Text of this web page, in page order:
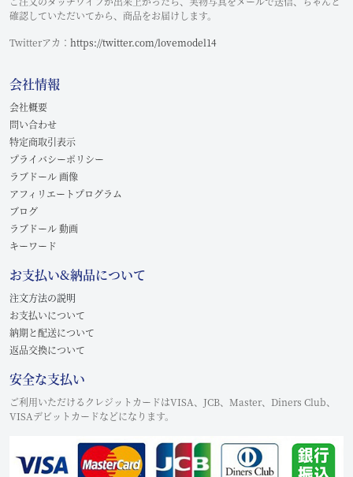
確認していただいてから、商品をお届けします。
Twitterアカ： https://twitter.com/lovemodel14
会社情報
会社概要
問い合わせ
特定商取引表示
プライバシーポリシー
ラブドール 画像
アフィリエートプログラム
ブログ
ラブドール 動画
キーワード
お支払い&納品について
注文方法の説明
お支払いについて
納期と配送について
返品交換について
安全な支払い
ご利用いただけるクレジットカードはVISA、JCB、Master、Diners Club、
VISAデビットカードなどになります。